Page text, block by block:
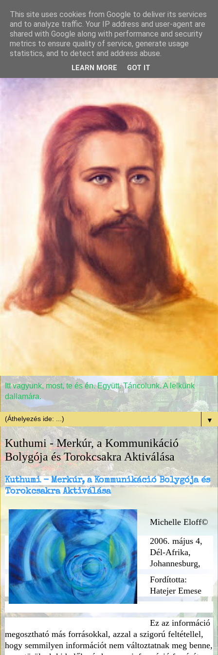
Szívtánc
Itt vagyunk, most, te és én. Együtt. Táncolunk. A lelkünk
Itt vagyunk, most, te és én. Együtt. Táncolunk. A lelkünk
dallamára.
▼
Kuthumi - Merkúr, a Kommunikáció
Bolygója és Torokcsakra Aktiválása
Kuthumi - Merkúr, a Kommunikáció Bolygója és
Torokcsakra Aktiválása
Michelle Eloff©
2006. május 4,
Dél-Afrika,
Johannesburg,
Fordította:
Hatejer Emese
Ez az információ
megosztható más forrásokkal, azzal a szigorú feltétellel,
hogy semmilyen információt nem változtatnak meg benne,
This site uses cookies from Google to deliver its services
and to analyze traffic. Your IP address and user-agent are
shared with Google along with performance and security
metrics to ensure quality of service, generate usage
statistics, and to detect and address abuse.
LEARN MORE GOT IT